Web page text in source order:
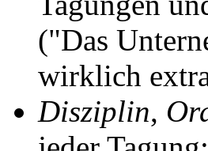
("Das
wirklich
Disziplin,